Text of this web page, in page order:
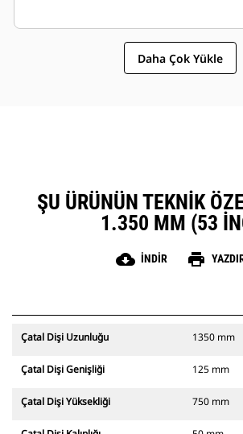
Daha Çok Yükle
ŞU ÜRÜNÜN TEKNIK
1.350 MM (53
cloud_download İNDIR print
Çatal Dişi Uzunluğu 1350 mm
Çatal Dişi Genişliği 125 mm
Çatal Dişi Yüksekliği 750 mm